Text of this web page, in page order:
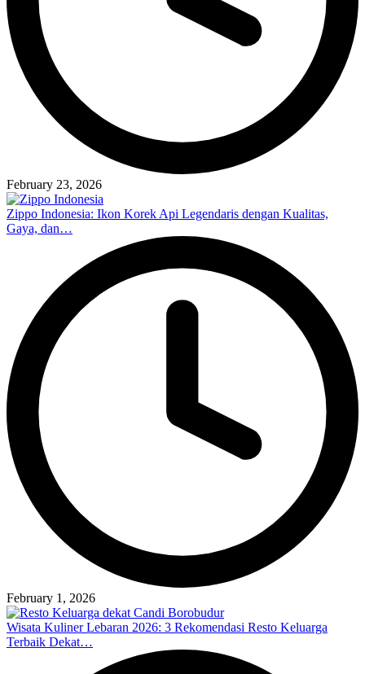
February 23, 2026
Zippo Indonesia: Ikon Korek Api Legendaris dengan Kualitas,
Gaya, dan…
February 1, 2026
Wisata Kuliner Lebaran 2026: 3 Rekomendasi Resto Keluarga
Terbaik Dekat…